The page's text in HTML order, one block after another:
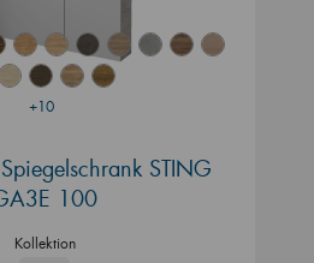
+10
STING
100
Kollektion